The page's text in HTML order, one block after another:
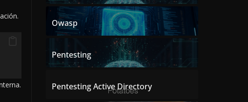
Owasp
Pentesting
Pentesting Active Directory